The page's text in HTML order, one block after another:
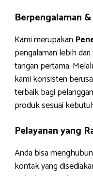
Berpengalaman
Kami merupakan
pengalaman lebih
tangan pertama.
kami konsisten
terbaik bagi
produk sesuai
Pelayanan yang
Anda bisa
kontak yang